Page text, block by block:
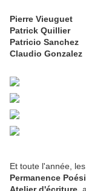
Pierre Vieuguet
Patrick Quillier
Patricio Sanchez
Claudio Gonzalez
Et toute l'année,
Permanence